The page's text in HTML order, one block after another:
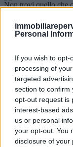
Personal
If you wish to
processing of
targeted
section to confirm
opt-out request is
interest-based
us or personal
your opt-out. You
disclosure of your
Non trovi quello che
IN EVIDENZA
Visualizza tutti gli
Centro
Miglianico
Casa indipendente
Four-room
di 100 mq ca.
90.000 €
Casa indipendete
esterna privata
Visualizza dettaglio